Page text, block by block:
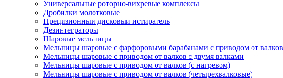
Универсальные роторно-вихревые комплексы
Дробилки молотковые
Прецизионный дисковый истиратель
Дезинтеграторы
Шаровые мельницы
Мельницы шаровые с фарфоровыми барабанами с приводом от валков
Мельницы шаровые с приводом от валков с двумя валками
Мельницы шаровые с приводом от валков (с нагревом)
Мельницы шаровые с приводом от валков (четырехвалковые)